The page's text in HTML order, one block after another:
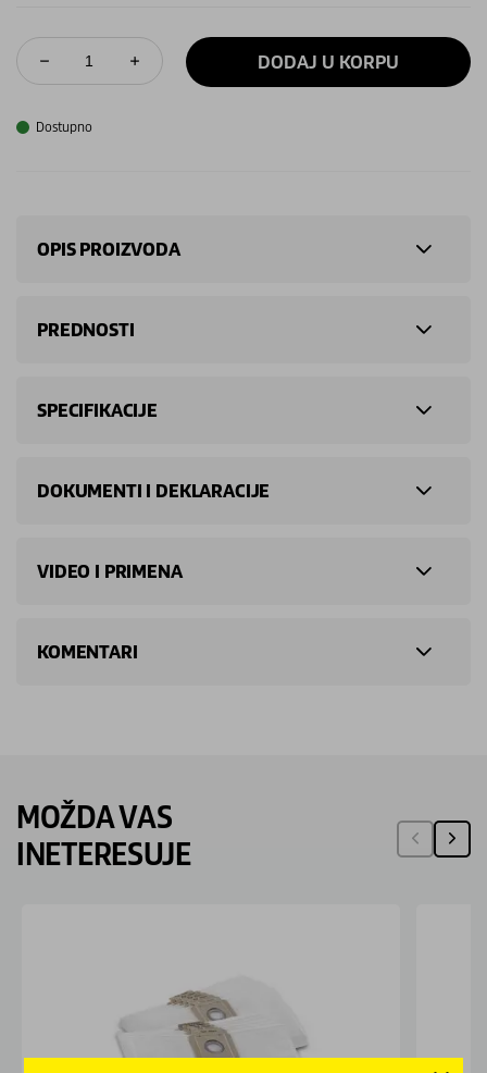
DODAJ U KORPU
Dostupno
OPIS PROIZVODA
PREDNOSTI
SPECIFIKACIJE
DOKUMENTI I DEKLARACIJE
VIDEO I PRIMENA
KOMENTARI
MOŽDA VAS
INETERESUJE